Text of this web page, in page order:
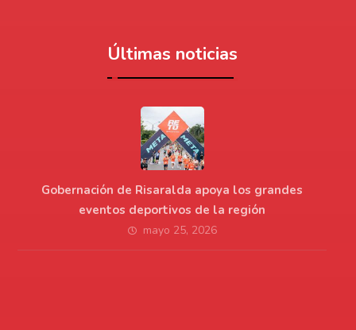
Últimas noticias
Gobernación de Risaralda apoya los grandes
eventos deportivos de la región
mayo 25, 2026